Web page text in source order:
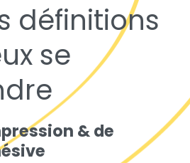
définitions
se
& de